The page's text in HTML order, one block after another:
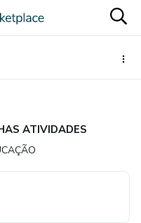
ATIVIDADES